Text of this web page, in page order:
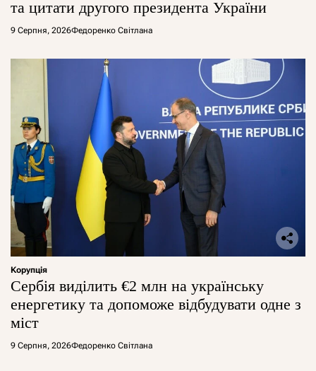
та цитати другого президента України
9 Серпня, 2026Федоренко Світлана
Корупція
Сербія виділить €2 млн на українську
енергетику та допоможе відбудувати одне з
міст
9 Серпня, 2026Федоренко Світлана